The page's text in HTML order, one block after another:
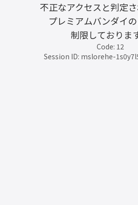
不正なアクセスと判定さ
プレミアムバンダイ
制限しておりま
Code: 12
Session ID: mslorehe-